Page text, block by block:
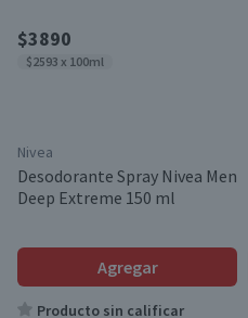
$3890
$2593 x 100ml
Nivea
Desodorante Spray Nivea Men
Deep Extreme 150 ml
Agregar
Producto sin calificar